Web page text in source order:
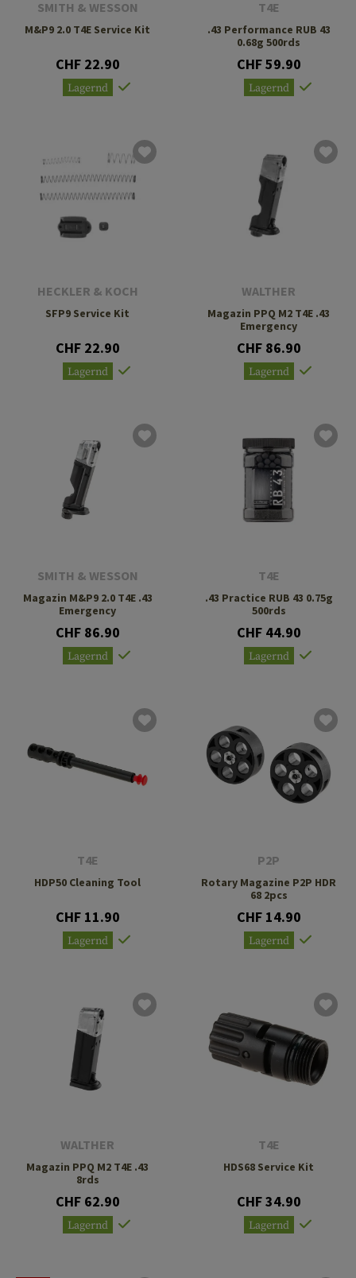
SMITH & WESSON
M&P9 2.0 T4E Service Kit
CHF 22.90
Lagernd
T4E
.43 Performance RUB 43
0.68g 500rds
CHF 59.90
Lagernd
HECKLER & KOCH
SFP9 Service Kit
CHF 22.90
Lagernd
WALTHER
Magazin PPQ M2 T4E .43
Emergency
CHF 86.90
Lagernd
SMITH & WESSON
Magazin M&P9 2.0 T4E .43
Emergency
CHF 86.90
Lagernd
T4E
.43 Practice RUB 43 0.75g
500rds
CHF 44.90
Lagernd
T4E
HDP50 Cleaning Tool
CHF 11.90
Lagernd
P2P
Rotary Magazine P2P HDR
68 2pcs
CHF 14.90
Lagernd
WALTHER
Magazin PPQ M2 T4E .43
8rds
CHF 62.90
Lagernd
T4E
HDS68 Service Kit
CHF 34.90
Lagernd